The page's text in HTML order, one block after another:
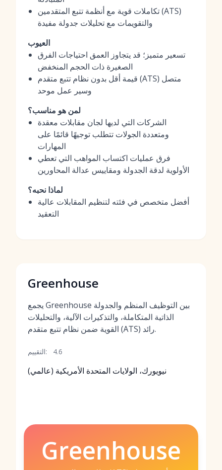
تكاملات قوية مع أنظمة تتبع المتقدمين (ATS)
والتقويمات مع تحليلات جدولة مفيدة
العيوب
تسعير متميز؛ قد يتجاوز العمق احتياجات الفرق
الصغيرة ذات الحجم المنخفض
قيمة أقل بدون نظام تتبع متقدم (ATS) متصل
وسير عمل موحد
لمن هو مناسب؟
الشركات التي لديها لجان مقابلات معقدة
ومتعددة الجولات تتطلب توجيهًا قائمًا على
المهارات
فرق عمليات اكتساب المواهب التي تعطي
الأولوية لدقة الجدولة ومقاييس عدالة المحاورين
لماذا نحبه؟
أفضل متخصص في فئته لتنظيم المقابلات عالية
التعقيد
Greenhouse
يجمع Greenhouse بين التوظيف المنظم والجدولة
الذاتية المتكاملة، والتذكيرات الآلية، والتحليلات
القوية ضمن نظام تتبع متقدم (ATS) رائد.
التقييم: 4.6
نيويورك، الولايات المتحدة الأمريكية (عالمي)
Greenhouse